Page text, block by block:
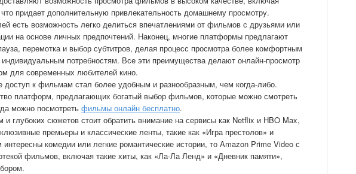
придает дополнительную привлекательность домашнему просмотру.
есть возможность легко делиться впечатлениями от фильмов с друзьями или
на основе личных предпочтений. Наконец, многие платформы предлагают
перемотка и выбор субтитров, делая процесс просмотра более комфортным
потребностям. Все эти преимущества делают онлайн-просмотр
для современных любителей кино.
к фильмам стал более удобным и разнообразным, чем когда-либо.
платформ, предлагающих богатый выбор фильмов, которые можно смотреть
можно посмотреть фильмы онлайн бесплатно.
глубоких сюжетов стоит обратить внимание на сервисы как Netflix и HBO Max,
премьеры и классические ленты, такие как «Игра престолов» и
комедии или легкие романтические истории, то Amazon Prime Video с
фильмов, включая такие хиты, как «Ла-Ла Ленд» и «Дневник памяти»,